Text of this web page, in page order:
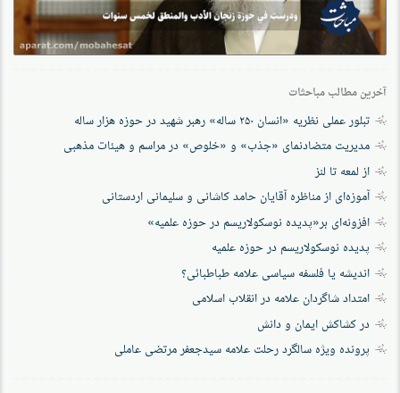
آخرین مطالب مباحثات
تبلور عملی نظریه «انسان ۲۵۰ ساله» رهبر شهید در حوزه هزار ساله
مدیریت متضادنمای «جذب» و «خلوص» در مراسم و هیئات مذهبی
از لمعه تا لنز
آموزه‌ای از مناظره آقایان حامد کاشانی و سلیمانی اردستانی
افزونه‌ای بر«پدیده نوسکولاریسم در حوزه‌ علمیه»
پدیده نوسکولاریسم در حوزه علمیه
اندیشه یا فلسفه سیاسی علامه طباطبائی؟
امتداد شاگردان علامه در انقلاب اسلامی
در کشاکش ایمان و دانش
پرونده‌ ویژه سالگرد رحلت علامه سیدجعفر مرتضی عاملی